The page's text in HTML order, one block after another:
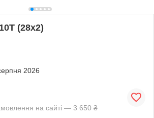
(28х2)
2026
на сайті — 3 650 ₴